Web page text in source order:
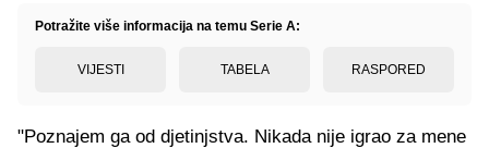
Potražite više informacija na temu Serie A:
VIJESTI TABELA RASPORED
"Poznajem ga od djetinjstva. Nikada nije igrao za mene